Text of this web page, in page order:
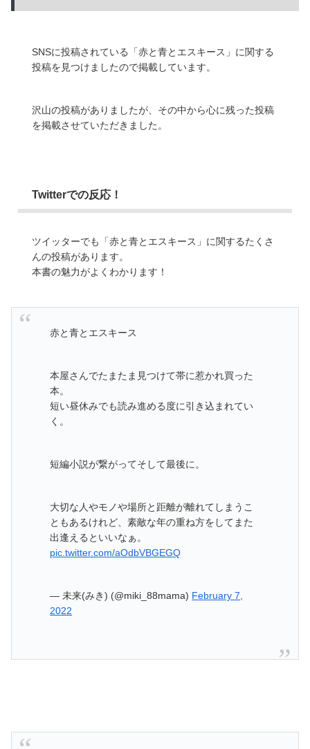
SNSに投稿されている「赤と青とエスキース」に関する
投稿を見つけましたので掲載しています。
沢山の投稿がありましたが、その中から心に残った投稿
を掲載させていただきました。
Twitterでの反応！
ツイッターでも「赤と青とエスキース」に関するたくさ
んの投稿があります。
本書の魅力がよくわかります！
赤と青とエスキース
本屋さんでたまたま見つけて帯に惹かれ買った
本。
短い昼休みでも読み進める度に引き込まれてい
く。
短編小説が繋がってそして最後に。
大切な人やモノや場所と距離が離れてしまうこ
ともあるけれど、素敵な年の重ね方をしてまた
出逢えるといいなぁ。
pic.twitter.com/aOdbVBGEGQ
— 未来(みき) (@miki_88mama) February 7,
2022